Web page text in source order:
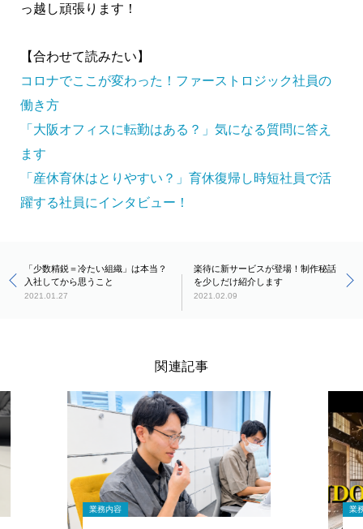
っ越し頑張ります！
【合わせて読みたい】
コロナでここが変わった！ファーストロジック社員の
働き方
「大阪オフィスに転勤はある？」気になる質問に答え
ます
「産休育休はとりやすい？」育休復帰し時短社員で活
躍する社員にインタビュー！
「少数精鋭＝冷たい組織」は本当？
入社してから思うこと
2021.01.27
楽待に新サービスが登場！制作秘話
を少しだけ紹介します
2021.02.09
関連記事
業務内容 業